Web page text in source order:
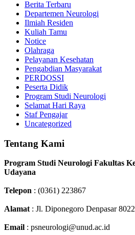
Berita Terbaru
Departemen Neurologi
Ilmiah Residen
Kuliah Tamu
Notice
Olahraga
Pelayanan Kesehatan
Pengabdian Masyarakat
PERDOSSI
Peserta Didik
Program Studi Neurologi
Selamat Hari Raya
Staf Pengajar
Uncategorized
Tentang Kami
Program Studi Neurologi Fakultas
Udayana
Telepon : (0361) 223867
Alamat : Jl. Diponegoro Denpasar
Email : psneurologi@unud.ac.id